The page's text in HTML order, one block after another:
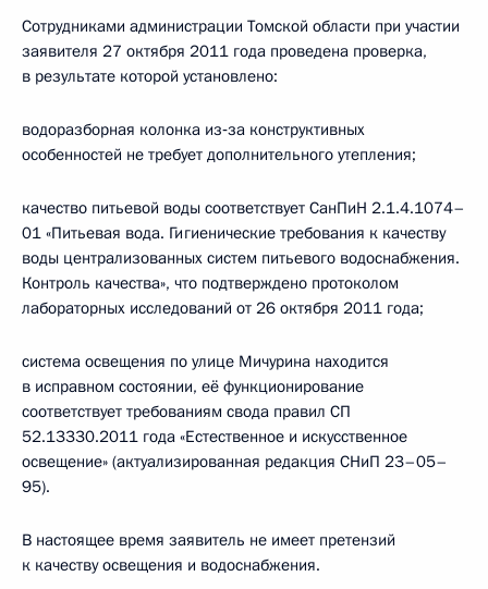
Сотрудниками администрации Томской области при участии
заявителя 27 октября 2011 года проведена проверка,
в результате которой установлено:
водоразборная колонка из‑за конструктивных
особенностей не требует дополнительного утепления;
качество питьевой воды соответствует СанПиН 2.1.4.1074–
01 «Питьевая вода. Гигиенические требования к качеству
воды централизованных систем питьевого водоснабжения.
Контроль качества», что подтверждено протоколом
лабораторных исследований от 26 октября 2011 года;
система освещения по улице Мичурина находится
в исправном состоянии, её функционирование
соответствует требованиям свода правил СП
52.13330.2011 года «Естественное и искусственное
освещение» (актуализированная редакция СНиП 23–05–
95).
В настоящее время заявитель не имеет претензий
к качеству освещения и водоснабжения.